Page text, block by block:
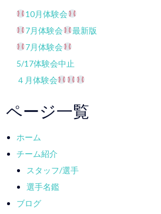
10月体験会
7月体験会
最新版
7月体験会
5/17体験会中止
４月体験会
ページ一覧
ホーム
チーム紹介
スタッフ/選手
選手名鑑
ブログ